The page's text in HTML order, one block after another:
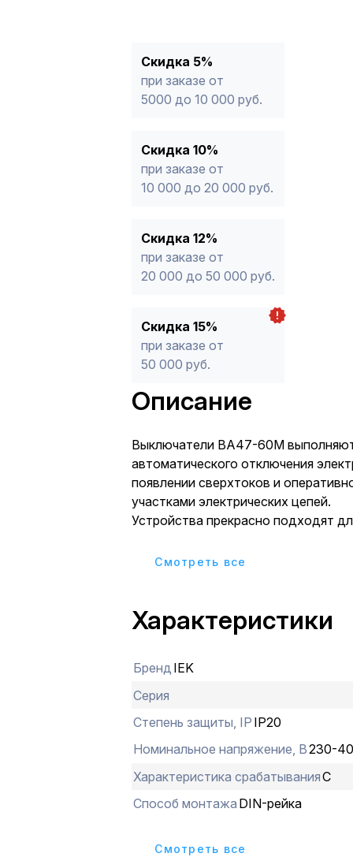
* -Для заказов, состоящих
продукции, максимальная скидка
Скидка 5%
при заказе от
5000 до 10 000 руб.
Скидка 10%
при заказе от
10 000 до 20 000 руб.
Скидка 12%
при заказе от
20 000 до 50 000 руб.
Скидка 15%
при заказе от
50 000 руб.
Описание
Выключатели ВА47-60М
автоматического отключения
появлении сверхтоков и
участками электрических цепей.
Устройства прекрасно подходят
в учетно-распределительных
Cмотреть все
Характеристики
Бренд IEK
Серия
Степень защиты, IP IP20
Номинальное напряжение, В230-
Характеристика срабатыванияC
Способ монтажа DIN-рейка
Cмотреть все